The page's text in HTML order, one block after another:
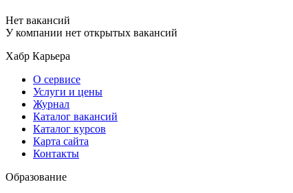
Нет вакансий
У компании нет открытых вакансий
Хабр Карьера
О сервисе
Услуги и цены
Журнал
Каталог вакансий
Каталог курсов
Карта сайта
Контакты
Образование